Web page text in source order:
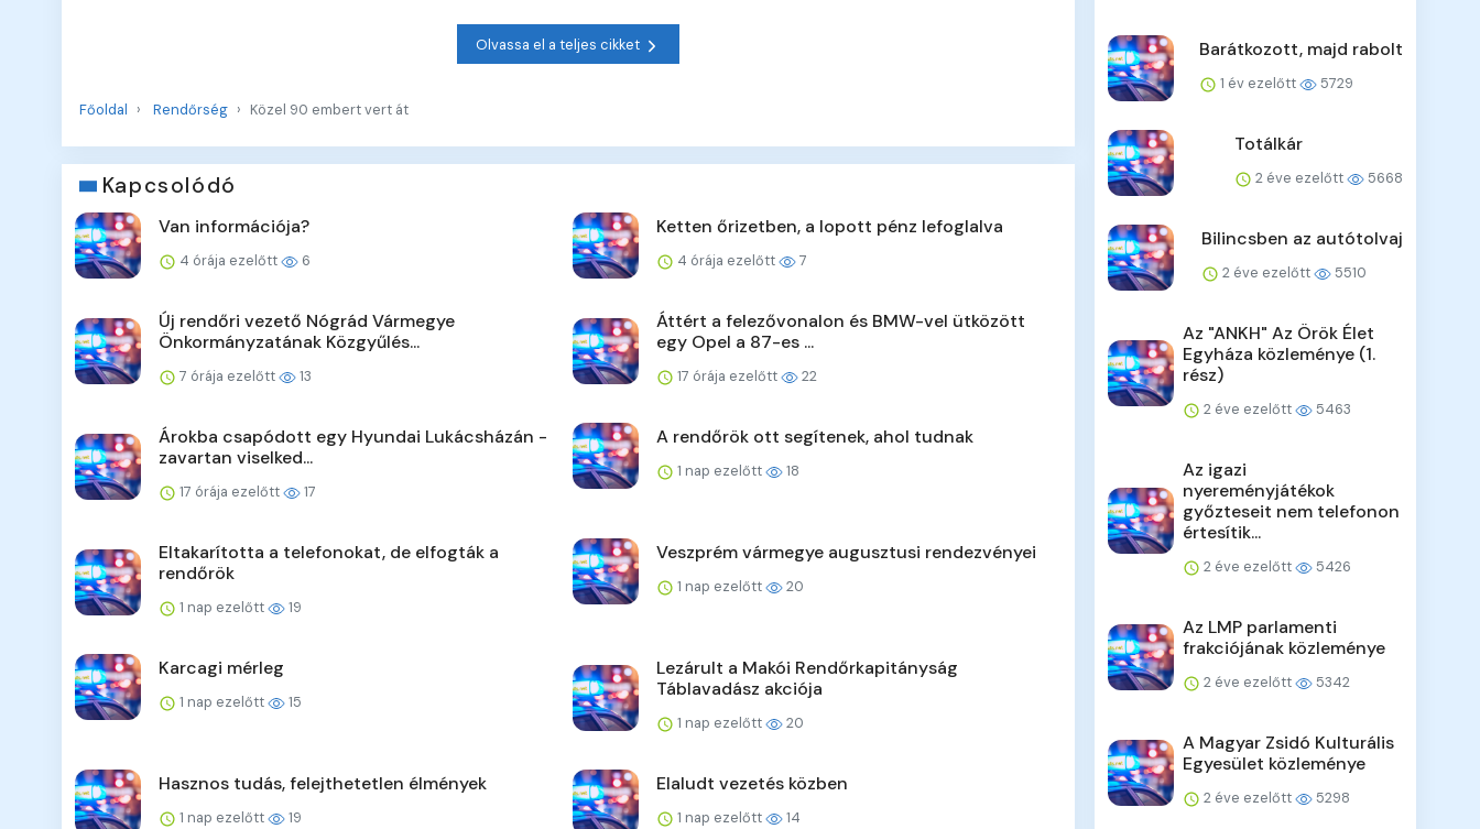
Olvassa el a teljes cikket
Főoldal Rendőrség Közel 90 embert vert át
Kapcsolódó
Van információja?
4 órája ezelőtt 6
Ketten őrizetben, a lopott pénz lefoglalva
4 órája ezelőtt 7
Új rendőri vezető Nógrád Vármegye
Önkormányzatának Közgyűlés...
7 órája ezelőtt 13
Áttért a felezővonalon és BMW-vel ütközött
egy Opel a 87-es ...
17 órája ezelőtt 22
Árokba csapódott egy Hyundai Lukácsházán -
zavartan viselked...
17 órája ezelőtt 17
A rendőrök ott segítenek, ahol tudnak
1 nap ezelőtt 18
Eltakarította a telefonokat, de elfogták a
rendőrök
1 nap ezelőtt 19
Veszprém vármegye augusztusi rendezvényei
1 nap ezelőtt 20
Karcagi mérleg
1 nap ezelőtt 15
Lezárult a Makói Rendőrkapitányság
Táblavadász akciója
1 nap ezelőtt 20
Hasznos tudás, felejthetetlen élmények
1 nap ezelőtt 19
Elaludt vezetés közben
1 nap ezelőtt 14
Barátkozott, majd rabolt
1 év ezelőtt 5729
Totálkár
2 éve ezelőtt 5668
Bilincsben az autótolvaj
2 éve ezelőtt 5510
Az "ANKH" Az Örök Élet
Egyháza közleménye (1.
rész)
2 éve ezelőtt 5463
Az igazi
nyereményjátékok
győzteseit nem telefonon
értesítik...
2 éve ezelőtt 5426
Az LMP parlamenti
frakciójának közleménye
2 éve ezelőtt 5342
A Magyar Zsidó Kulturális
Egyesület közleménye
2 éve ezelőtt 5298